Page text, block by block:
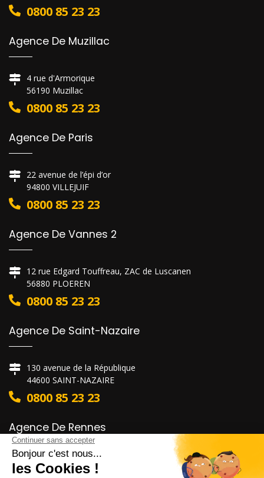
0800 85 23 23
Agence De Muzillac
4 rue d'Armorique
56190 Muzillac
0800 85 23 23
Agence De Paris
22 avenue de l’épi d’or
94800 VILLEJUIF
0800 85 23 23
Agence De Vannes 2
12 rue Edgard Touffreau, ZAC de Luscanen
56880 PLOEREN
0800 85 23 23
Agence De Saint-Nazaire
130 avenue de la République
44600 SAINT-NAZAIRE
0800 85 23 23
Agence De Rennes
6 rue Alain Colas